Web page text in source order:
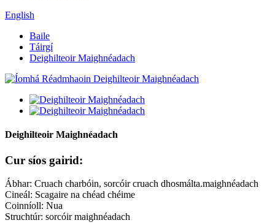
English
Baile
Táirgí
Deighilteoir Maighnéadach
Deighilteoir Maighnéadach
Cur síos gairid:
Ábhar: Cruach charbóin, sorcóir cruach dhosmálta.maighnéadach
Cineál: Scagaire na chéad chéime
Coinníoll: Nua
Struchtúr: sorcóir maighnéadach